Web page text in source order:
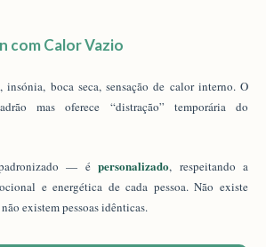
com Calor Vazio
insónia, boca seca, sensação de calor interno. O
mas oferece “distração” temporária do
— épersonalizado, respeitando a
e energética de cada pessoa. Não existe
existem pessoas idênticas.